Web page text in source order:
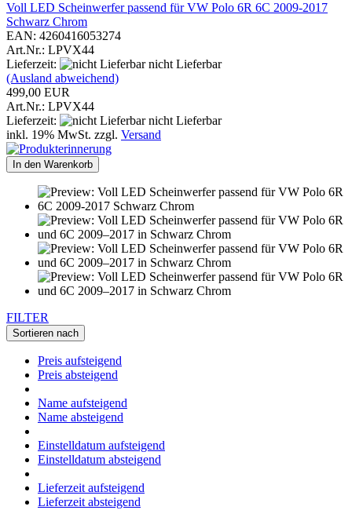
Voll LED Scheinwerfer passend für VW Polo 6R 6C 2009-2017
Schwarz Chrom
EAN: 4260416053274
Art.Nr.: LPVX44
Lieferzeit:
nicht Lieferbar
(Ausland abweichend)
499,00 EUR
Art.Nr.: LPVX44
Lieferzeit:
nicht Lieferbar
inkl. 19% MwSt. zzgl. Versand
In den Warenkorb
FILTER
Sortieren nach
Preis aufsteigend
Preis absteigend
Name aufsteigend
Name absteigend
Einstelldatum aufsteigend
Einstelldatum absteigend
Lieferzeit aufsteigend
Lieferzeit absteigend